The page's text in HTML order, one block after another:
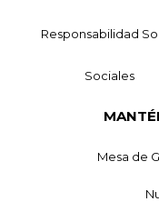
Responsabilidad
Sociales
Mesa de